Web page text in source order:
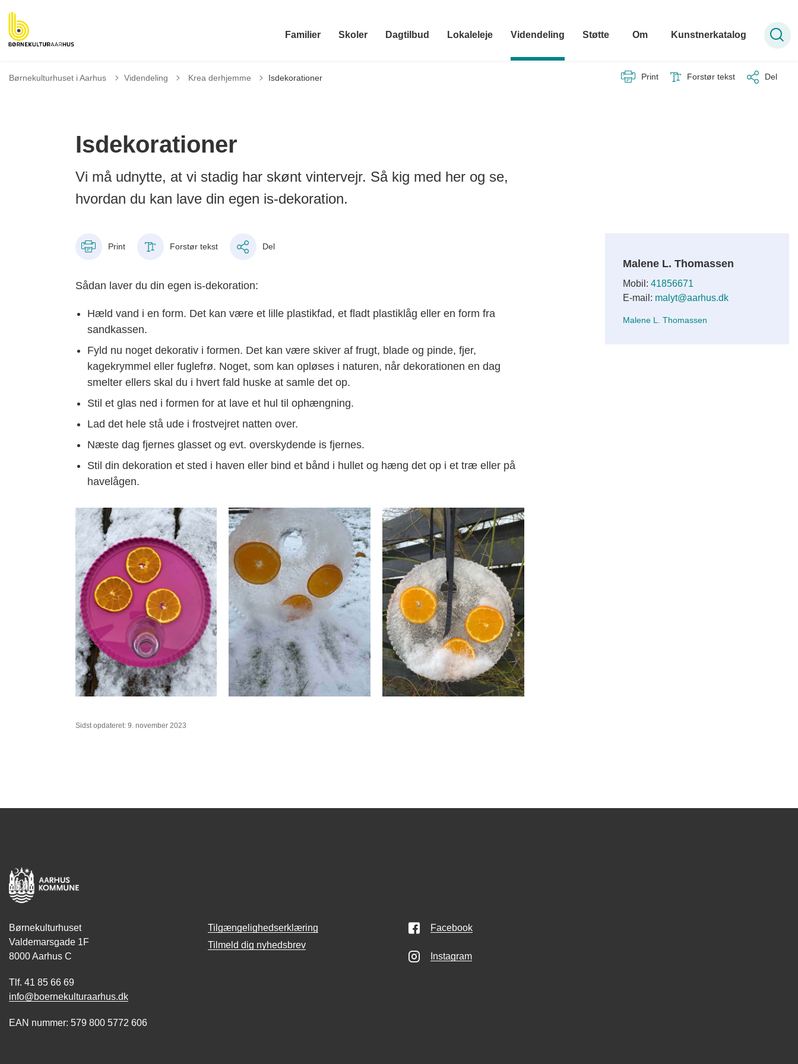
Familier Skoler Dagtilbud Lokaleleje Videndeling Støtte Om Kunstnerkatalog
Børnekulturhuset i Aarhus Videndeling Tilbage til
Krea derhjemme Isdekorationer Print Forstør tekst Del
Isdekorationer
Vi må udnytte, at vi stadig har skønt vintervejr. Så kig med her og se,
hvordan du kan lave din egen is-dekoration.
Print Forstør tekst Del
Sådan laver du din egen is-dekoration:
Hæld vand i en form. Det kan være et lille plastikfad, et fladt plastiklåg eller en form fra
sandkassen.
Fyld nu noget dekorativ i formen. Det kan være skiver af frugt, blade og pinde, fjer,
kagekrymmel eller fuglefrø. Noget, som kan opløses i naturen, når dekorationen en dag
smelter ellers skal du i hvert fald huske at samle det op.
Stil et glas ned i formen for at lave et hul til ophængning.
Lad det hele stå ude i frostvejret natten over.
Næste dag fjernes glasset og evt. overskydende is fjernes.
Stil din dekoration et sted i haven eller bind et bånd i hullet og hæng det op i et træ eller på
havelågen.
Malene L. Thomassen
Mobil:41856671
E-mail: malyt@aarhus.dk
Malene L. Thomassen
Sidst opdateret: 9. november 2023
Børnekulturhuset
Valdemarsgade 1F
8000 Aarhus C
Tlf. 41 85 66 69
info@boernekulturaarhus.dk
EAN nummer: 579 800 5772 606
Tilgængelighedserklæring
Tilmeld dig nyhedsbrev
Facebook
Instagram